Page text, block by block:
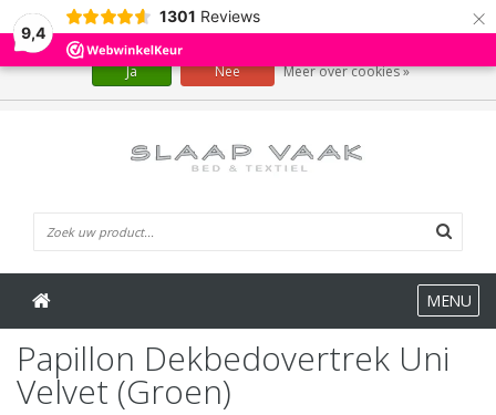
9,4
1301 Reviews ×
MENU
Papillon Dekbedovertrek Uni
Velvet (Groen)
Wij slaan cookies op om onze website te verbeteren. Is dat akkoord?
Ja Nee Meer over cookies »